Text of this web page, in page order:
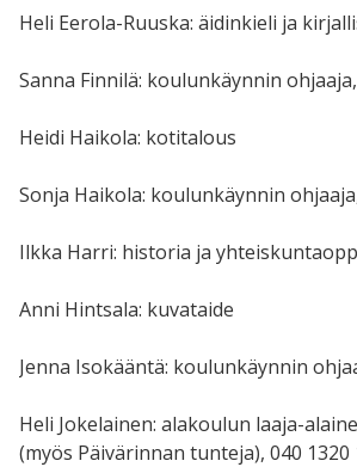
Heli Eerola-Ruuska: äidinkieli ja
Sanna Finnilä: koulunkäynnin
Heidi Haikola: kotitalous
Sonja Haikola: koulunkäynnin
Ilkka Harri: historia ja
Anni Hintsala: kuvataide
Jenna Isokääntä: koulunkäynnin
Heli Jokelainen: alakoulun laaja-
(myös Päivärinnan tunteja), 040 1320